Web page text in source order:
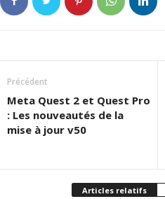
Précédent
Meta Quest 2 et Quest Pro
: Les nouveautés de la
mise à jour v50
Articles relatifs